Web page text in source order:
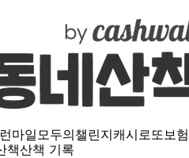
런마일모두의챌린지캐시로또보험
책산책 기록